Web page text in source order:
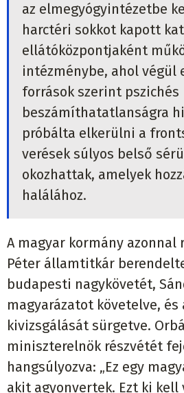
az elmegyógyintézetbe
harctéri sokkot kapott
ellátóközpontjaként
intézménybe, ahol végül
források szerint pszichés
beszámíthatatlanságra
próbálta elkerülni a
verések súlyos belső
okozhattak, amelyek
halálához.
A magyar kormány azonnal
Péter államtitkár
budapesti nagykövetét,
magyarázatot követelve,
kivizsgálását sürgetve.
miniszterelnök részvétét
hangsúlyozva: „Ez egy
akit agyonvertek. Ezt ki kell